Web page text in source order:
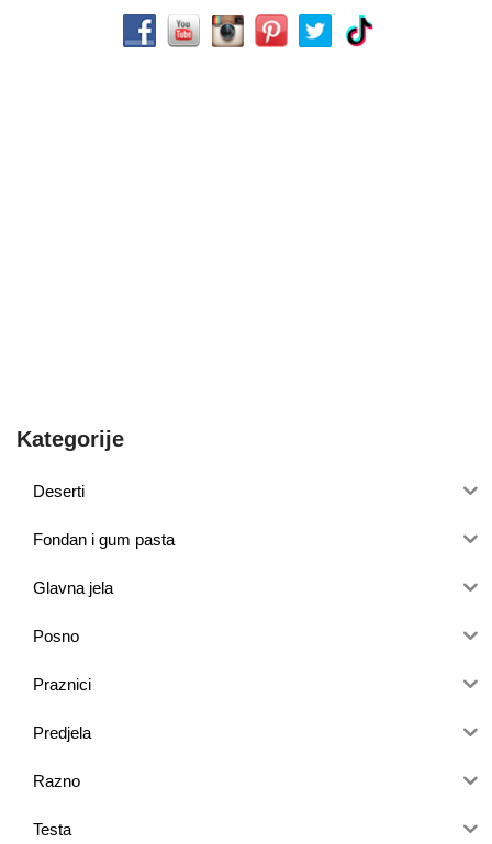
Kategorije
Deserti
Fondan i gum pasta
Glavna jela
Posno
Praznici
Predjela
Razno
Testa